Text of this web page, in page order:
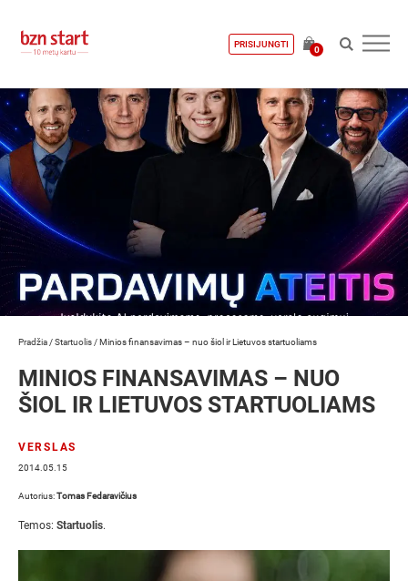
PRISIJUNGTI
0
Pradžia /Startuolis /Minios finansavimas – nuo šiol ir Lietuvos startuoliams
MINIOS FINANSAVIMAS – NUO
ŠIOL IR LIETUVOS STARTUOLIAMS
VERSLAS
2014.05.15
Autorius:Tomas Fedaravičius
Temos: Startuolis.